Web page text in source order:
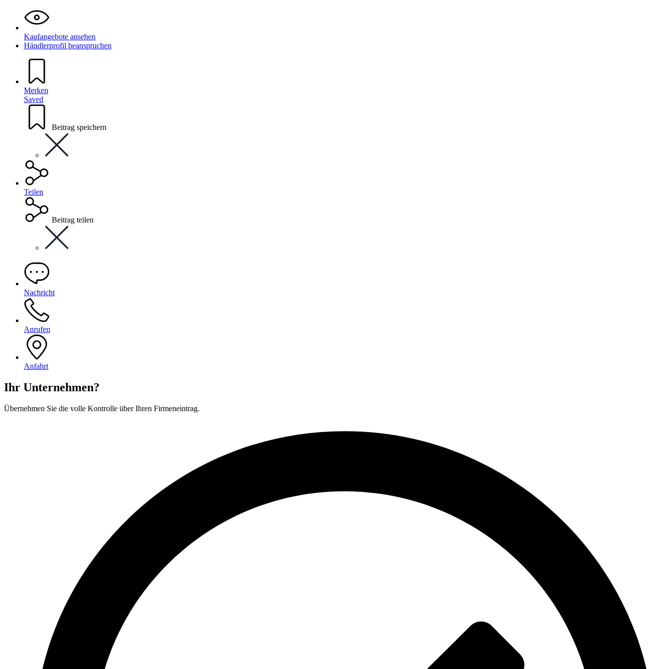
Kaufangebote ansehen
Händlerprofil beanspruchen
Merken
Saved
Beitrag speichern
Teilen
Beitrag teilen
Nachricht
Anrufen
Anfahrt
Ihr Unternehmen?
Übernehmen Sie die volle Kontrolle über Ihren Firmeneintrag.